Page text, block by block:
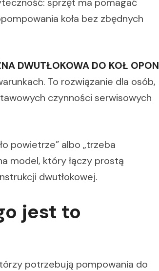
koła bez zbędnych
DWUTŁOKOWA DO KOŁ OPON
To rozwiązanie dla osób,
czynności serwisowych
powietrze” albo „trzeba
model, który łączy prostą
dwutłokowej.
jest to
potrzebują pompowania do